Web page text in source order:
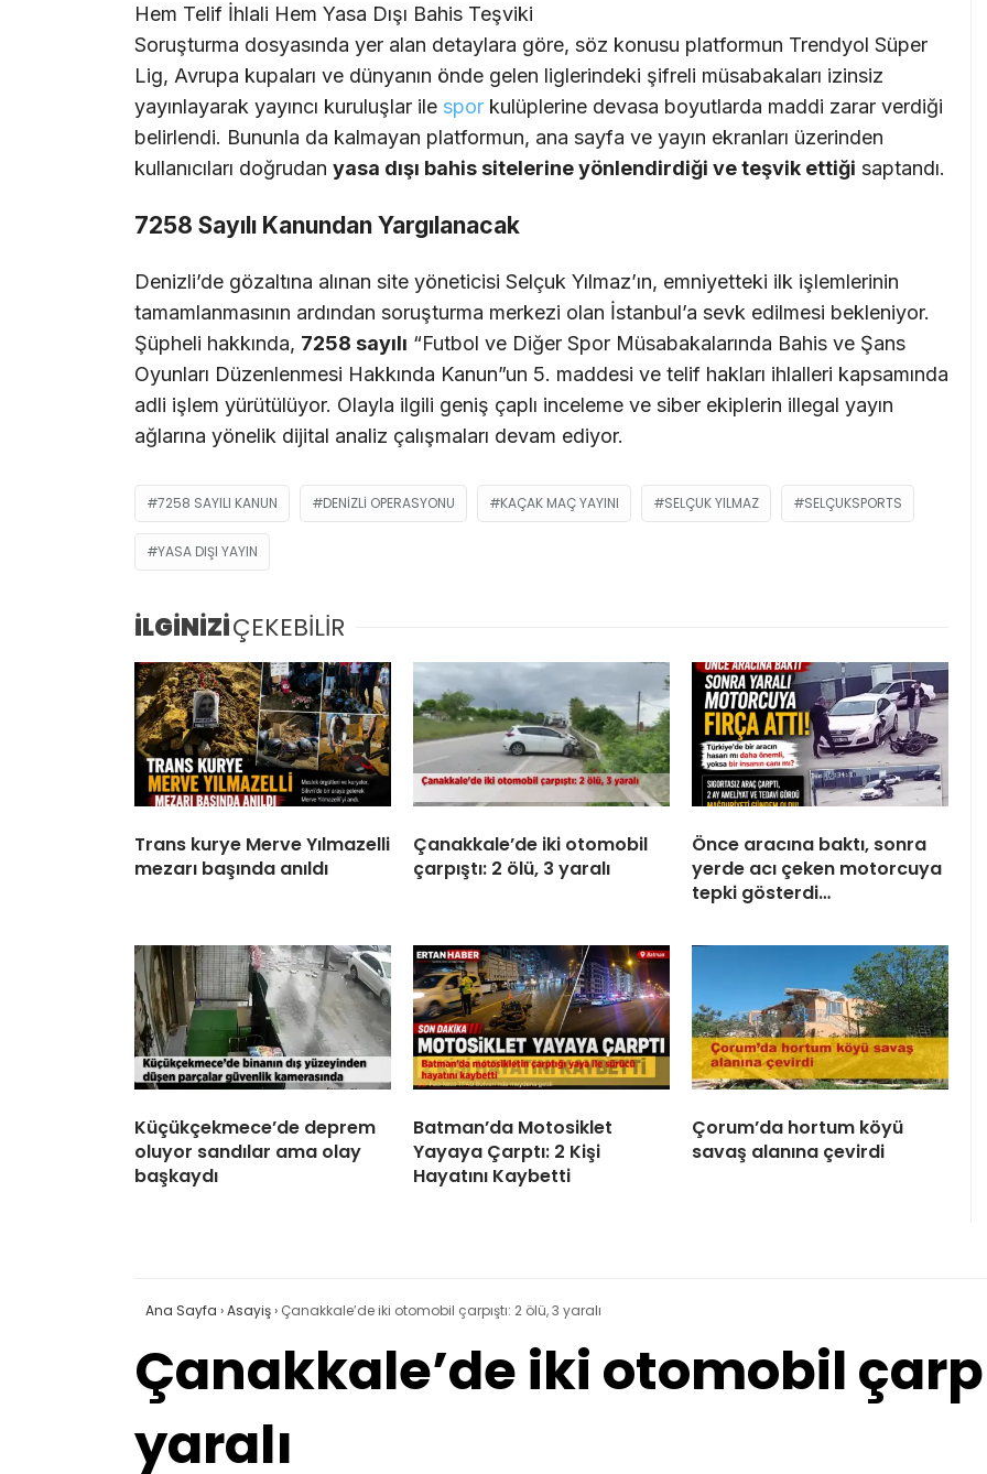
Hem Telif İhlali Hem Yasa Dışı Bahis Teşviki
Soruşturma dosyasında yer alan detaylara göre, söz konusu platformun Trendyol Süper
Lig, Avrupa kupaları ve dünyanın önde gelen liglerindeki şifreli müsabakaları izinsiz
yayınlayarak yayıncı kuruluşlar ile spor kulüplerine devasa boyutlarda maddi zarar verdiği
belirlendi. Bununla da kalmayan platformun, ana sayfa ve yayın ekranları üzerinden
kullanıcıları doğrudan yasa dışı bahis sitelerine yönlendirdiği ve teşvik ettiği saptandı.
7258 Sayılı Kanundan Yargılanacak
Denizli’de gözaltına alınan site yöneticisi Selçuk Yılmaz’ın, emniyetteki ilk işlemlerinin
tamamlanmasının ardından soruşturma merkezi olan İstanbul’a sevk edilmesi bekleniyor.
Şüpheli hakkında, 7258 sayılı “Futbol ve Diğer Spor Müsabakalarında Bahis ve Şans
Oyunları Düzenlenmesi Hakkında Kanun”un 5. maddesi ve telif hakları ihlalleri kapsamında
adli işlem yürütülüyor. Olayla ilgili geniş çaplı inceleme ve siber ekiplerin illegal yayın
ağlarına yönelik dijital analiz çalışmaları devam ediyor.
7258 SAYILI KANUN DENIZLI OPERASYONU KAÇAK MAÇ YAYINI SELÇUK YILMAZ SELÇUKSPORTS
YASA DIŞI YAYIN
İLGİNİZİÇEKEBİLİR
Trans kurye Merve Yılmazelli
mezarı başında anıldı
Çanakkale’de iki otomobil
çarpıştı: 2 ölü, 3 yaralı
Önce aracına baktı, sonra
yerde acı çeken motorcuya
tepki gösterdi…
Küçükçekmece’de deprem
oluyor sandılar ama olay
başkaydı
Batman’da Motosiklet
Yayaya Çarptı: 2 Kişi
Hayatını Kaybetti
Çorum’da hortum köyü
savaş alanına çevirdi
Ana Sayfa ›Asayiş› Çanakkale’de iki otomobil çarpıştı: 2 ölü, 3 yaralı
Çanakkale’de iki otomobil
yaralı